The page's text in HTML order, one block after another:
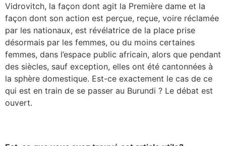
Vidrovitch, la façon dont agit la Première dame et la
façon dont son action est perçue, reçue, voire réclamée
par les nationaux, est révélatrice de la place prise
désormais par les femmes, ou du moins certaines
femmes, dans l’espace public africain, alors que pendant
des siècles, sauf exception, elles ont été cantonnées à
la sphère domestique. Est-ce exactement le cas de ce
qui est en train de se passer au Burundi ? Le débat est
ouvert.